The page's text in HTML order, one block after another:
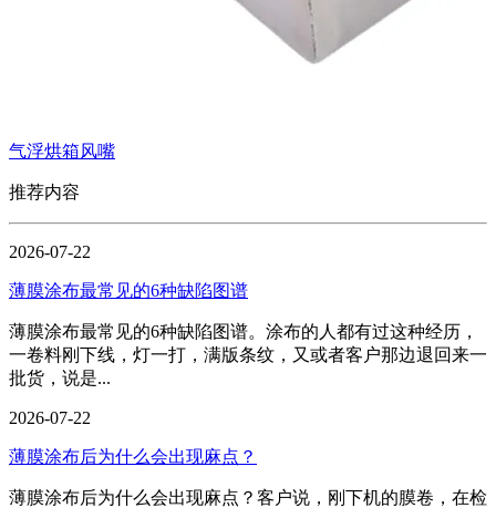
气浮烘箱风嘴
推荐内容
2026-07-22
薄膜涂布最常见的6种缺陷图谱
薄膜涂布最常见的6种缺陷图谱。涂布的人都有过这种经历，
一卷料刚下线，灯一打，满版条纹，又或者客户那边退回来一
批货，说是...
2026-07-22
薄膜涂布后为什么会出现麻点？
薄膜涂布后为什么会出现麻点？客户说，刚下机的膜卷，在检